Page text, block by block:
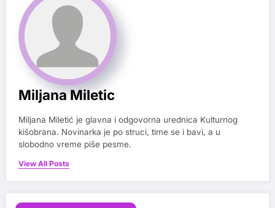
Miljana Miletic
Miljana Miletić je glavna i odgovorna urednica Kulturnog
kišobrana. Novinarka je po struci, time se i bavi, a u
slobodno vreme piše pesme.
View All Posts